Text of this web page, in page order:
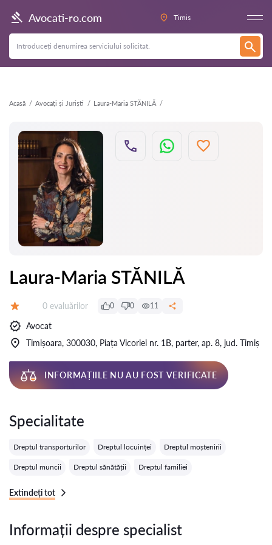
Avocati-ro.com Timiș
Acasă Avocați și Juriști Laura-Maria STĂNILĂ
Înapoi
Laura-Maria STĂNILĂ
Evaluărilor:
0 evaluărilor 0 0 11
Avocat
Timișoara, 300030, Piața Vicoriei nr. 1B, parter, ap. 8, jud. Timiș
INFORMAȚIILE NU AU FOST VERIFICATE
Specialitate
Dreptul transporturilor Dreptul locuinței Dreptul moștenirii
Dreptul muncii Dreptul sănătății Dreptul familiei
Extindeți tot
Informații despre specialist